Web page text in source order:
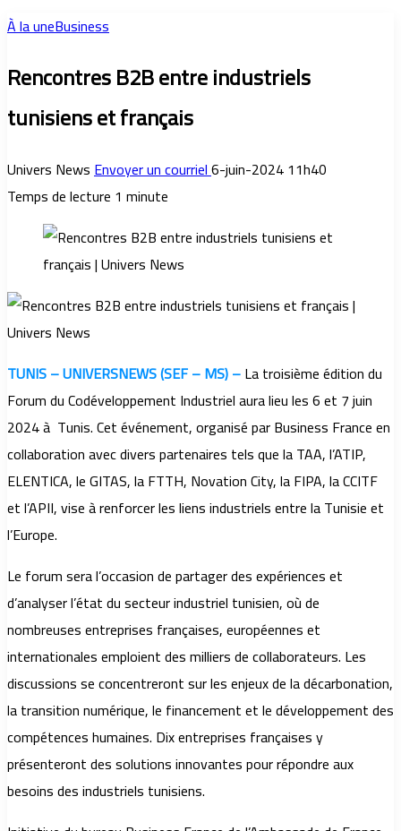
À la uneBusiness
Rencontres B2B entre industriels
tunisiens et français
Univers NewsEnvoyer un courriel6-juin-2024 11h40
Temps de lecture 1 minute
TUNIS – UNIVERSNEWS (SEF – MS) –La troisième édition du
Forum du Codéveloppement Industriel aura lieu les 6 et 7 juin
2024 à Tunis. Cet événement, organisé par Business France en
collaboration avec divers partenaires tels que la TAA, l’ATIP,
ELENTICA, le GITAS, la FTTH, Novation City, la FIPA, la CCITF
et l’APII, vise à renforcer les liens industriels entre la Tunisie et
l’Europe.
Le forum sera l’occasion de partager des expériences et
d’analyser l’état du secteur industriel tunisien, où de
nombreuses entreprises françaises, européennes et
internationales emploient des milliers de collaborateurs. Les
discussions se concentreront sur les enjeux de la décarbonation,
la transition numérique, le financement et le développement des
compétences humaines. Dix entreprises françaises y
présenteront des solutions innovantes pour répondre aux
besoins des industriels tunisiens.